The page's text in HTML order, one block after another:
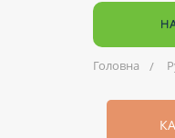
Головна